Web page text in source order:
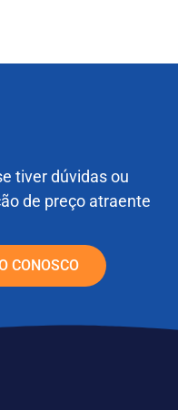
tiver dúvidas ou
de preço atraente
CONOSCO